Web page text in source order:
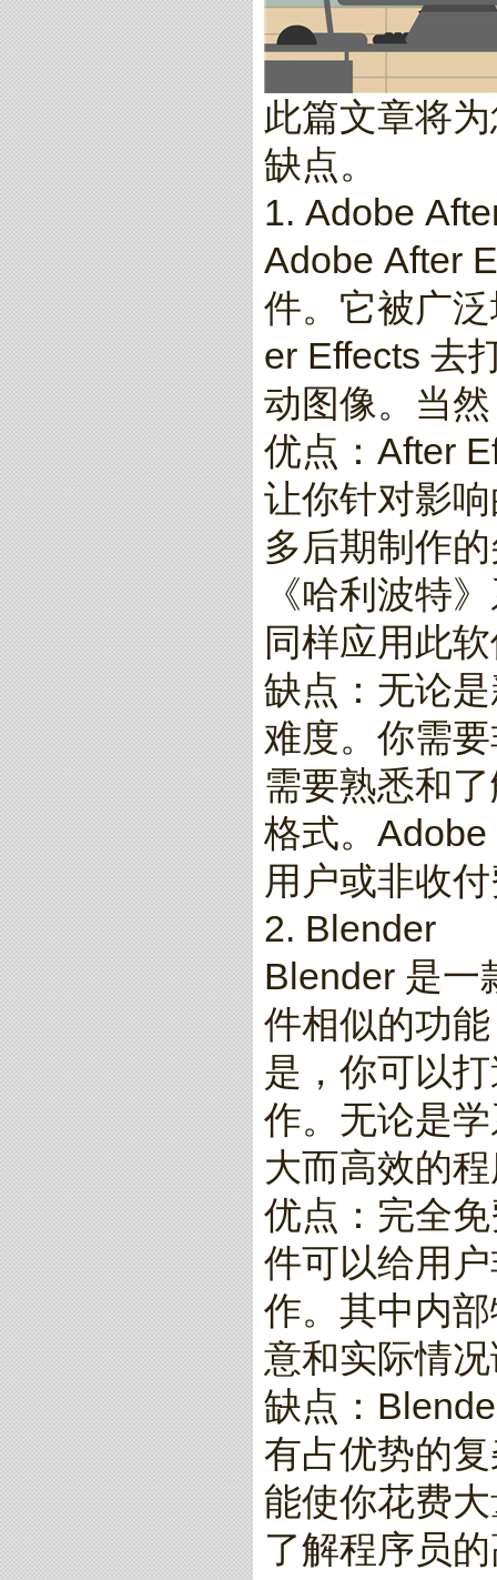
此篇文章将
缺点。
1. Adobe
Adobe After
件。它被广
er Effects 去
动图像。当
优点：After
让你针对影
多后期制作
《哈利波特
同样应用此
缺点：无论
难度。你需
需要熟悉和
格式。
用户或非收
2. Blender
Blender 是一
件相似的功
是，你可以
作。无论是
大而高效的
优点：完全
件可以给用
作。其中内
意和实际情
缺点：
有占优势的
能使你花费
了解程序员